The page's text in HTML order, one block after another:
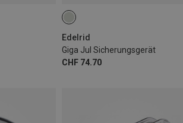
Edelrid
Giga Jul Sicherungsgerät
CHF 74.70